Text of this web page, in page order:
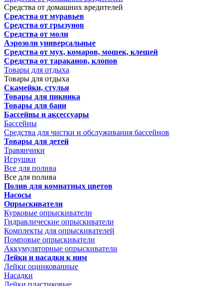
Средства от домашних вредителей
Средства от муравьев
Средства от грызунов
Средства от моли
Аэрозоли универсальные
Средства от мух, комаров, мошек, клещей
Средства от тараканов, клопов
Товары для отдыха
Товары для отдыха
Скамейки, стулья
Товары для пикника
Товары для бани
Бассейны и аксессуары
Бассейны
Средства для чистки и обслуживания бассейнов
Товары для детей
Травянчики
Игрушки
Все для полива
Все для полива
Полив для комнатных цветов
Насосы
Опрыскиватели
Курковые опрыскиватели
Гидравлические опрыскиватели
Комплекты для опрыскивателей
Помповые опрыскиватели
Аккумуляторные опрыскиватели
Лейки и насадки к ним
Лейки оцинкованные
Насадки
Лейки пластиковые